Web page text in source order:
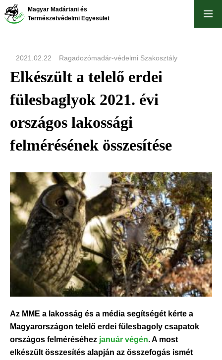
Skip
to
Magyar Madártani és
Természetvédelmi Egyesület
2021.02.22 Ragadozómadár-védelmi Szakosztály
Elkészült a telelő erdei
fülesbaglyok 2021. évi
országos lakossági
felmérésének összesítése
Az MME a lakosság és a média segítségét kérte a
Magyarországon telelő erdei fülesbagoly csapatok
országos felméréséhez január végén. A most
elkészült összesítés alapján az összefogás ismét